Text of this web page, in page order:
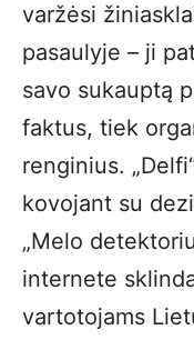
varžėsi
pasaulyje – ji
savo sukauptą
faktus, tiek
renginius.
kovojant su
„Melo
internete
vartotojams